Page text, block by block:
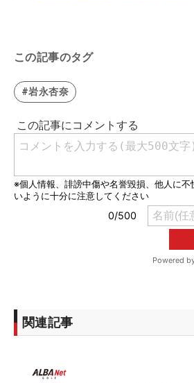
この記事のタグ
#岩永杏奈
関連記事